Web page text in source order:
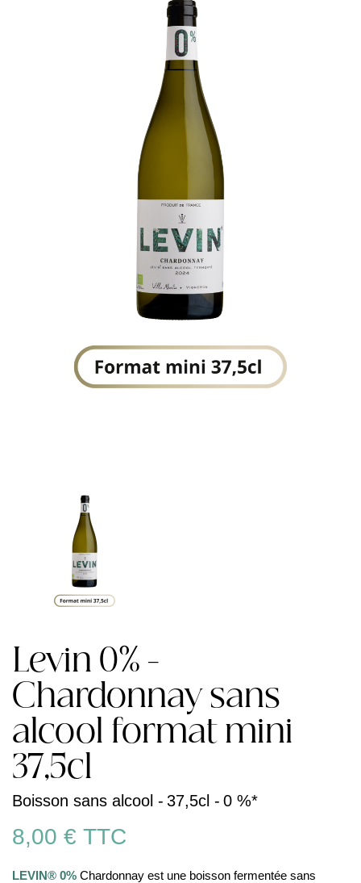
Levin 0% -
Chardonnay sans
alcool format mini
37,5cl
Boisson sans alcool - 37,5cl - 0 %*
8,00 € TTC
LEVIN® 0% Chardonnay est une boisson fermentée sans